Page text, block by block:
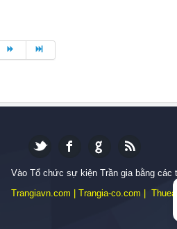
Vào Tổ chức sự kiện Trần gia bằng các
Trangiavn.com | Trangia-co.com |